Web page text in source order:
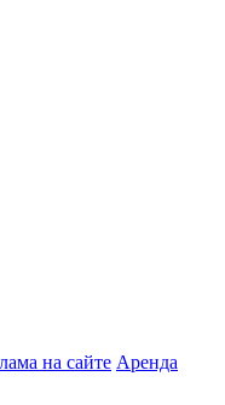
на сайте Аренда